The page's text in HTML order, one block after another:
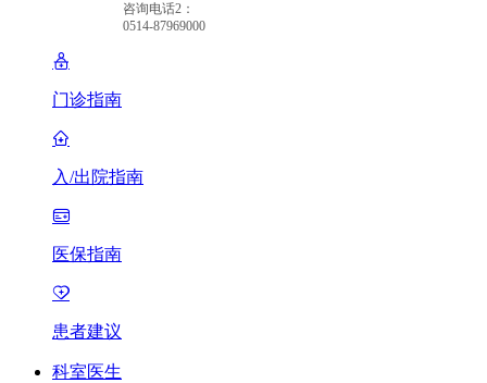
咨询电话2：
0514-87969000
门诊指南
入/出院指南
医保指南
患者建议
科室医生